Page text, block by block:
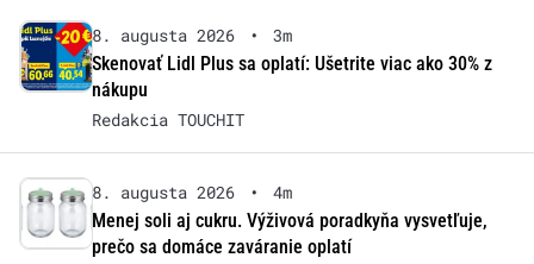
8. augusta 2026 •
3m
Skenovať Lidl Plus sa oplatí: Ušetrite viac ako 30% z
nákupu
Redakcia TOUCHIT
8. augusta 2026 •
4m
Menej soli aj cukru. Výživová poradkyňa vysvetľuje,
prečo sa domáce zaváranie oplatí